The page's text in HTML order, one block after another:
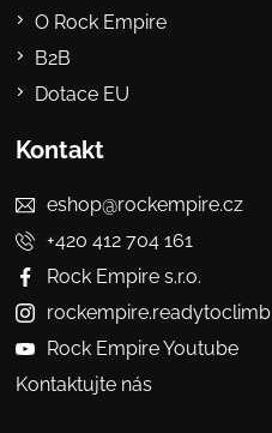
O Rock Empire
B2B
Dotace EU
Kontakt
eshop@rockempire.cz
+420 412 704 161
Rock Empire s.r.o.
rockempire.readytoclimb
Rock Empire Youtube
Kontaktujte nás